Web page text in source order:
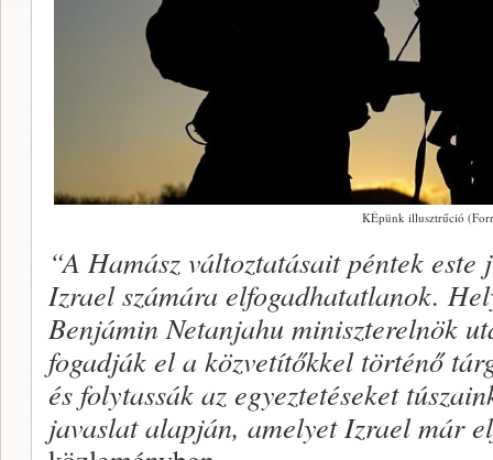
KÉpünk illusztrűció
“A Hamász változtatásait péntek
Izrael számára elfogadhatatlanok.
Benjámin Netanjahu miniszterelnök
fogadják el a közvetítőkkel történő
és folytassák az egyeztetéseket
javaslat alapján, amelyet Izrael már